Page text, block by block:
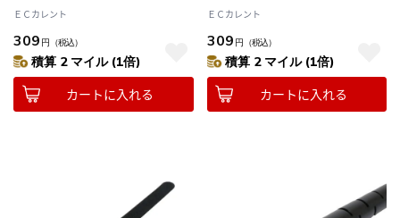
ＥＣカレント
309 円 （税込）
積算 2 マイル (1倍)
カートに入れる
ＥＣカレント
309 円 （税込）
積算 2 マイル (1倍)
カートに入れる